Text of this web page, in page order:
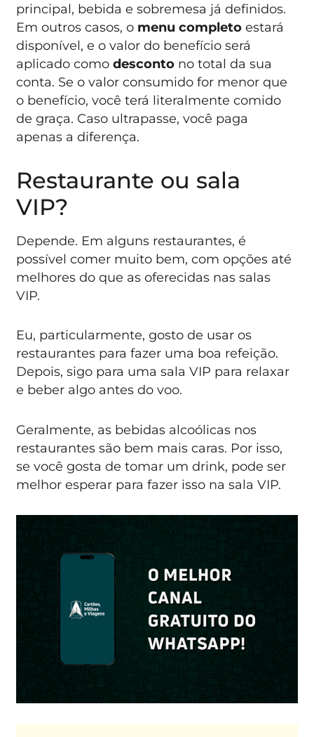
principal, bebida e sobremesa já definidos.
Em outros casos, o menu completo estará
disponível, e o valor do benefício será
aplicado comodesconto no total da sua
conta. Se o valor consumido for menor que
o benefício, você terá literalmente comido
de graça. Caso ultrapasse, você paga
apenas a diferença.
Restaurante ou sala
VIP?
Depende. Em alguns restaurantes, é
possível comer muito bem, com opções até
melhores do que as oferecidas nas salas
VIP.
Eu, particularmente, gosto de usar os
restaurantes para fazer uma boa refeição.
Depois, sigo para uma sala VIP para relaxar
e beber algo antes do voo.
Geralmente, as bebidas alcoólicas nos
restaurantes são bem mais caras. Por isso,
se você gosta de tomar um drink, pode ser
melhor esperar para fazer isso na sala VIP.